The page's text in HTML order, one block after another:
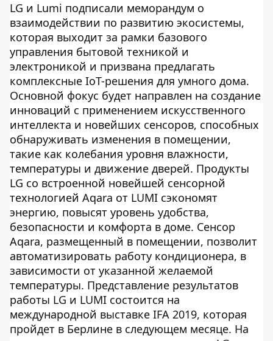
LG и Lumi подписали меморандум о
взаимодействии по развитию экосистемы,
которая выходит за рамки базового
управления бытовой техникой и
электроникой и призвана предлагать
комплексные IoT-решения для умного дома.
Основной фокус будет направлен на создание
инноваций с применением искусственного
интеллекта и новейших сенсоров, способных
обнаруживать изменения в помещении,
такие как колебания уровня влажности,
температуры и движение дверей. Продукты
LG со встроенной новейшей сенсорной
технологией Aqara от LUMI сэкономят
энергию, повысят уровень удобства,
безопасности и комфорта в доме. Сенсор
Aqara, размещенный в помещении, позволит
автоматизировать работу кондиционера, в
зависимости от указанной желаемой
температуры. Представление результатов
работы LG и LUMI состоится на
международной выставке IFA 2019, которая
пройдет в Берлине в следующем месяце. На